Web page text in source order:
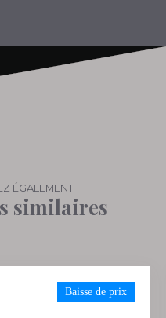
ÉGALEMENT
similaires
Baisse de prix